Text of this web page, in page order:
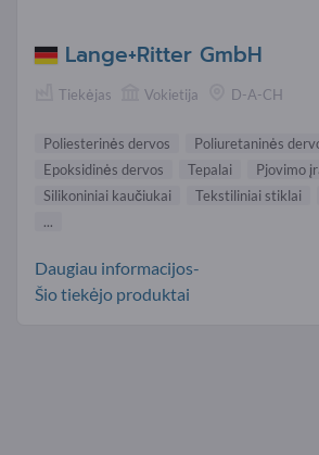
Lange+Ritter GmbH
Tiekėjas Vokietija D-A-CH
Poliesterinės dervos
Poliuretaninės
Epoksidinės dervos
Tepalai
Pjovimo
Silikoniniai kaučiukai
Tekstiliniai stiklai
...
Daugiau informacijos-
Šio tiekėjo produktai